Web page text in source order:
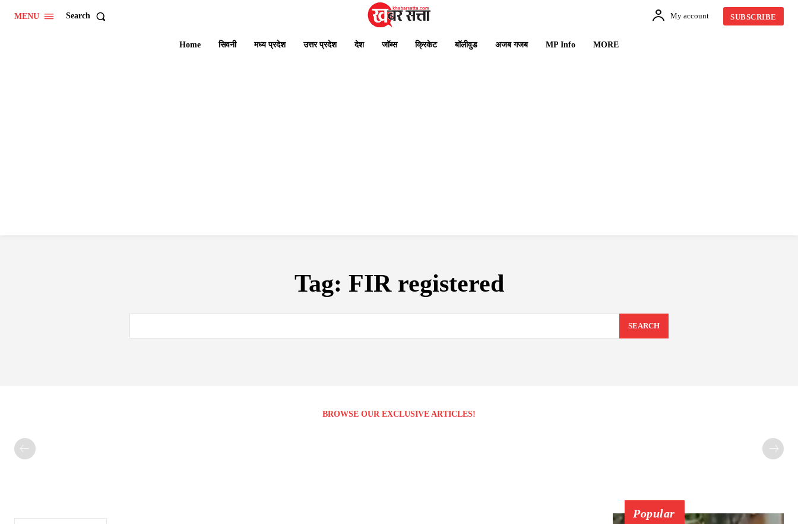
MENU Search My account SUBSCRIBE
Home सिवनी मध्य प्रदेश उत्तर प्रदेश देश जॉब्स क्रिकेट बॉलीवुड अजब गजब MP Info MORE
Tag: FIR registered
SEARCH
BROWSE OUR EXCLUSIVE ARTICLES!
Popular